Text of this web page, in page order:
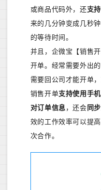
或商品代码外，还支
来的几分钟变成几秒
的等待时间。
并且，企微宝【销售
开单。经常需要外出
需要回公司才能开单
销售开单支持使用手
对订单信息，还会同
效的工作效率可以提
次合作。